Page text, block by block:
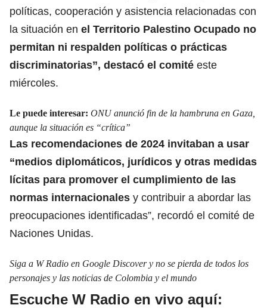
políticas, cooperación y asistencia relacionadas con
la situación en el Territorio Palestino Ocupado no
permitan ni respalden políticas o prácticas
discriminatorias”, destacó el comité este
miércoles.
Le puede interesar: ONU anunció fin de la hambruna en Gaza,
aunque la situación es “crítica”
Las recomendaciones de 2024 invitaban a usar
“medios diplomáticos, jurídicos y otras medidas
lícitas para promover el cumplimiento de las
normas internacionales y contribuir a abordar las
preocupaciones identificadas”, recordó el comité de
Naciones Unidas.
Siga a W Radio en Google Discover y no se pierda de todos los
personajes y las noticias de Colombia y el mundo
Escuche W Radio en vivo aquí: